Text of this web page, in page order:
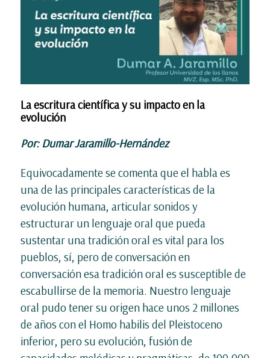
La escritura científica y su impacto en la
evolución
Por: Dumar Jaramillo-Hernández
Equivocadamente se comenta que el habla es
una de las principales características de la
evolución humana, articular sonidos y
estructurar un lenguaje oral que pueda
sustentar una tradición oral es vital para los
pueblos, sí, pero de conversación en
conversación esa tradición oral es susceptible de
escabullirse de la memoria. Nuestro lenguaje
oral pudo tener su origen hace unos 2 millones
de años con el Homo habilis del Pleistoceno
inferior, pero su evolución, fusión de